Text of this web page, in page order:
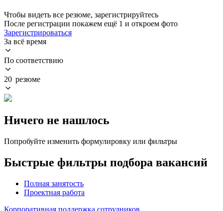
Чтобы видеть все резюме, зарегистрируйтесь
После регистрации покажем ещё 1 и откроем фото
Зарегистрироваться
За всё время
По соответствию
20 резюме
Ничего не нашлось
Попробуйте изменить формулировку или фильтры
Быстрые фильтры подбора вакансий
Полная занятость
Проектная работа
Корпоративная поддержка сотрудников